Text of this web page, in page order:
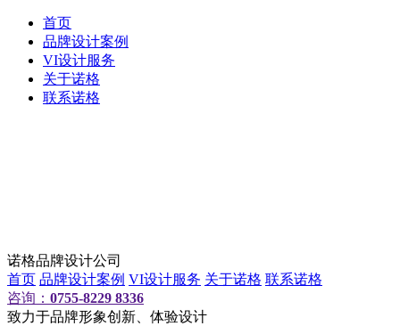
首页
品牌设计案例
VI设计服务
关于诺格
联系诺格
诺格品牌设计公司
首页 品牌设计案例 VI设计服务 关于诺格 联系诺格
咨询： 0755-8229 8336
致力于品牌形象创新、体验设计